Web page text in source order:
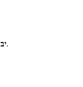
יבאֵיכָה אֶשָּׂא, לְבַדִּי, טָרְחֲכֶם וּמַשַּׂאֲכֶם, וְרִיבְכֶם.